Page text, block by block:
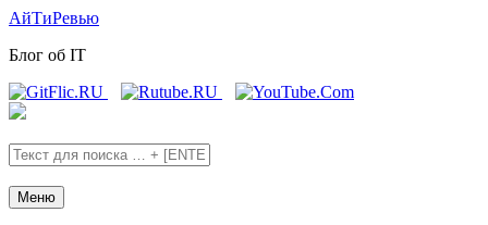
Skip
the
Skip
the
menu
АйТиРевью
Блог об IT
Меню